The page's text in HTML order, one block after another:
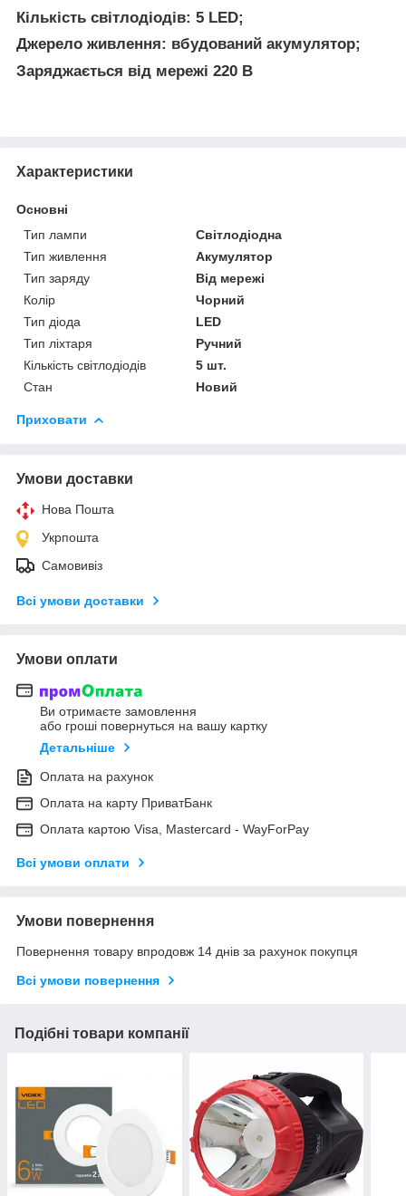
Кількість світлодіодів: 5 LED;
Джерело живлення: вбудований акумулятор;
Заряджається від мережі 220 В
Характеристики
Основні
Тип лампи
Світлодіодна
Тип живлення
Акумулятор
Тип заряду
Від мережі
Колір
Чорний
Тип діода
LED
Тип ліхтаря
Ручний
Кількість світлодіодів
5 шт.
Стан
Новий
Приховати
Умови доставки
Нова Пошта
Укрпошта
Самовивіз
Всі умови доставки
Умови оплати
Ви отримаєте замовлення
або гроші повернуться на вашу картку
Детальніше
Оплата на рахунок
Оплата на карту ПриватБанк
Оплата картою Visa, Mastercard - WayForPay
Всі умови оплати
Умови повернення
Повернення товару впродовж 14 днів за рахунок покупця
Всі умови повернення
Подібні товари компанії